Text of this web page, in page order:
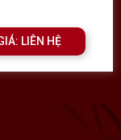
LIÊN HỆ